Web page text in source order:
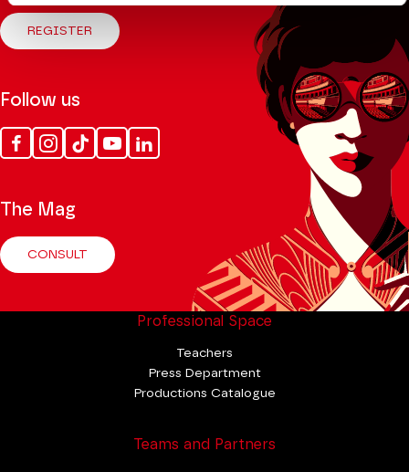
REGISTER
Follow us
FacebookInstagram
Tik
Tok
YoutubeLinkedin
The Mag
CONSULT
Professional Space
Teachers
Press Department
Productions Catalogue
Teams and Partners